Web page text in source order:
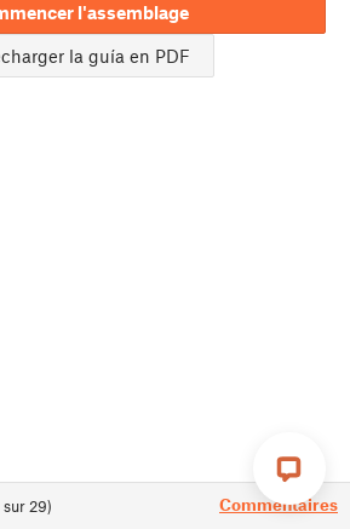
sur 29) Commentaires
l'assemblage
la guía en PDF